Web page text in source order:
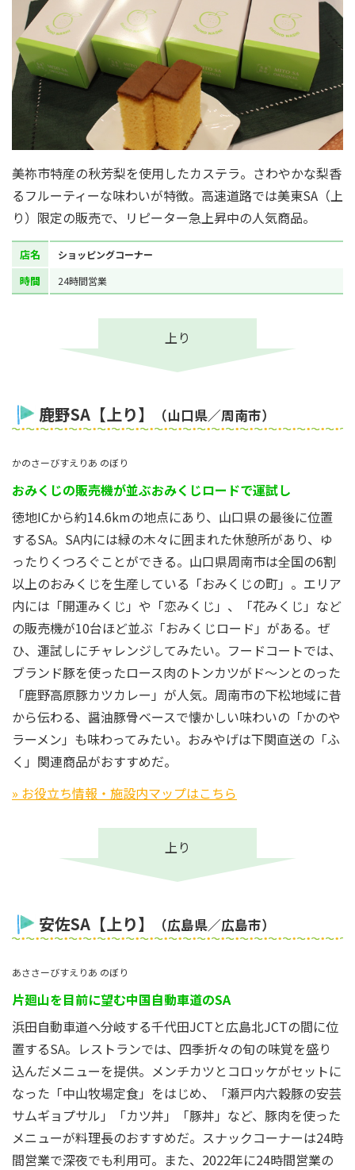
美祢市特産の秋芳梨を使用したカステラ。さわやかな梨香
るフルーティーな味わいが特徴。高速道路では美東SA（上
り）限定の販売で、リピーター急上昇中の人気商品。
店名 ショッピングコーナー
時間 24時間営業
上り
鹿野SA【上り】 （山口県／周南市）
かのさーびすえりあ のぼり
おみくじの販売機が並ぶおみくじロードで運試し
徳地ICから約14.6kmの地点にあり、山口県の最後に位置
するSA。SA内には緑の木々に囲まれた休憩所があり、ゆ
ったりくつろぐことができる。山口県周南市は全国の6割
以上のおみくじを生産している「おみくじの町」。エリア
内には「開運みくじ」や「恋みくじ」、「花みくじ」など
の販売機が10台ほど並ぶ「おみくじロード」がある。ぜ
ひ、運試しにチャレンジしてみたい。フードコートでは、
ブランド豚を使ったロース肉のトンカツがド～ンとのった
「鹿野高原豚カツカレー」が人気。周南市の下松地域に昔
から伝わる、醤油豚骨ベースで懐かしい味わいの「かのや
ラーメン」も味わってみたい。おみやげは下関直送の「ふ
く」関連商品がおすすめだ。
» お役立ち情報・施設内マップはこちら
上り
安佐SA【上り】 （広島県／広島市）
あささーびすえりあ のぼり
片廻山を目前に望む中国自動車道のSA
浜田自動車道へ分岐する千代田JCTと広島北JCTの間に位
置するSA。レストランでは、四季折々の旬の味覚を盛り
込んだメニューを提供。メンチカツとコロッケがセットに
なった「中山牧場定食」をはじめ、「瀬戸内六穀豚の安芸
サムギョプサル」「カツ丼」「豚丼」など、豚肉を使った
メニューが料理長のおすすめだ。スナックコーナーは24時
間営業で深夜でも利用可。また、2022年に24時間営業の